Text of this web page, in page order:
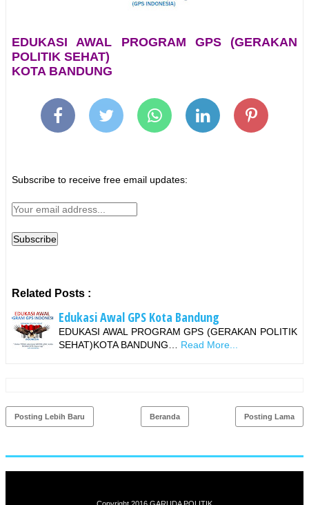
EDUKASI AWAL PROGRAM GPS (GERAKAN
POLITIK SEHAT)
KOTA BANDUNG
Subscribe to receive free email updates:
Related Posts :
Edukasi Awal GPS Kota Bandung
EDUKASI AWAL PROGRAM GPS (GERAKAN POLITIK
SEHAT)KOTA BANDUNG…
Read More...
Posting Lebih Baru Posting Lama
Beranda
Copyright 2016 GARUDA POLITIK